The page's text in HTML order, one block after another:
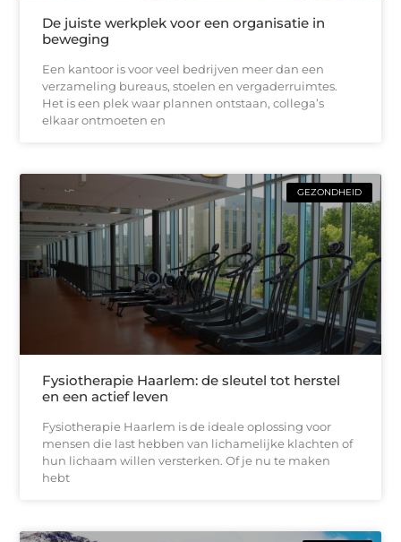
De juiste werkplek voor een organisatie in
beweging
Een kantoor is voor veel bedrijven meer dan een
verzameling bureaus, stoelen en vergaderruimtes.
Het is een plek waar plannen ontstaan, collega’s
elkaar ontmoeten en
GEZONDHEID
Fysiotherapie Haarlem: de sleutel tot herstel
en een actief leven
Fysiotherapie Haarlem is de ideale oplossing voor
mensen die last hebben van lichamelijke klachten of
hun lichaam willen versterken. Of je nu te maken
hebt